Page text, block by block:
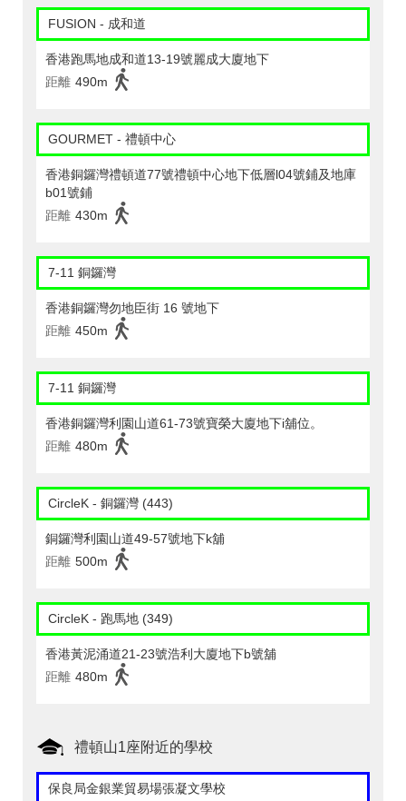
FUSION - 成和道
香港跑馬地成和道13-19號麗成大廈地下
距離 490m
GOURMET - 禮頓中心
香港銅鑼灣禮頓道77號禮頓中心地下低層l04號鋪及地庫
b01號鋪
距離 430m
7-11 銅鑼灣
香港銅鑼灣勿地臣街 16 號地下
距離 450m
7-11 銅鑼灣
香港銅鑼灣利園山道61-73號寶榮大廈地下i舖位。
距離 480m
CircleK - 銅鑼灣 (443)
銅鑼灣利園山道49-57號地下k舖
距離 500m
CircleK - 跑馬地 (349)
香港黃泥涌道21-23號浩利大廈地下b號舖
距離 480m
禮頓山1座附近的學校
保良局金銀業貿易場張凝文學校